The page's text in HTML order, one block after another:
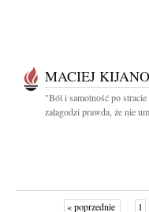
MACIEJ
"Ból i samotność po
załagodzi prawda, że nie
« poprzednie 1